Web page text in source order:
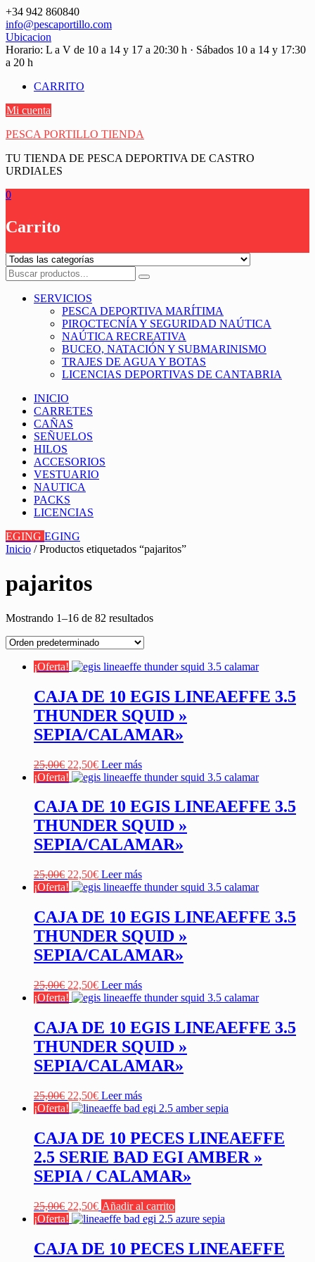
Saltar
contenido
+34 942 860840
info@pescaportillo.com
Ubicacion
Horario: L a V de 10 a 14 y 17 a 20:30 h · Sábados 10 a 14 y 17:30
a 20 h
CARRITO
Mi cuenta
PESCA PORTILLO TIENDA
TU TIENDA DE PESCA DEPORTIVA DE CASTRO
URDIALES
0
Carrito
SERVICIOS
PESCA DEPORTIVA MARÍTIMA
PIROCTECNÍA Y SEGURIDAD NAÚTICA
NAÚTICA RECREATIVA
BUCEO, NATACIÓN Y SUBMARINISMO
TRAJES DE AGUA Y BOTAS
LICENCIAS DEPORTIVAS DE CANTABRIA
INICIO
CARRETES
CAÑAS
SEÑUELOS
HILOS
ACCESORIOS
VESTUARIO
NAUTICA
PACKS
LICENCIAS
EGING EGING
Inicio / Productos etiquetados “pajaritos”
pajaritos
Mostrando 1–16 de 82 resultados
¡Oferta!
CAJA DE 10 EGIS LINEAEFFE 3.5
THUNDER SQUID »
SEPIA/CALAMAR»
25,00€ El
precio
era:
25,00€.
22,50€El
precio
es:
22,50€.
Leer más
¡Oferta!
CAJA DE 10 EGIS LINEAEFFE 3.5
THUNDER SQUID »
SEPIA/CALAMAR»
25,00€ El
precio
era:
25,00€.
22,50€El
precio
es:
22,50€.
Leer más
¡Oferta!
CAJA DE 10 EGIS LINEAEFFE 3.5
THUNDER SQUID »
SEPIA/CALAMAR»
25,00€ El
precio
era:
25,00€.
22,50€El
precio
es:
22,50€.
Leer más
¡Oferta!
CAJA DE 10 EGIS LINEAEFFE 3.5
THUNDER SQUID »
SEPIA/CALAMAR»
25,00€ El
precio
era:
25,00€.
22,50€El
precio
es:
22,50€.
Leer más
¡Oferta!
CAJA DE 10 PECES LINEAEFFE
2.5 SERIE BAD EGI AMBER »
SEPIA / CALAMAR»
25,00€ El
precio
era:
25,00€.
22,50€El
precio
es:
22,50€.
Añadir al carrito
¡Oferta!
CAJA DE 10 PECES LINEAEFFE